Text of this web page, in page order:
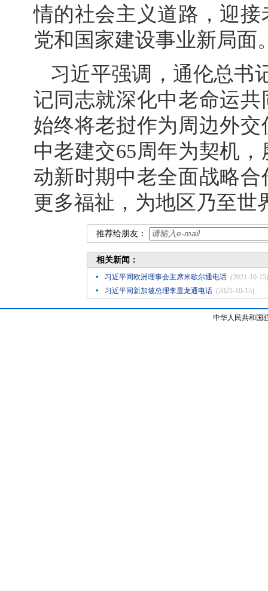
情的社会主义道路，迎
党和国家建设事业新局面
习近平强调，通伦总书
记同志就深化中老命运
始终将老挝作为周边外
中老建交65周年为契机
动新时期中老全面战略
更多福祉，为地区乃至世
推荐给朋友：
相关新闻：
习近平同欧洲理事会主席米歇尔通电话 (2021-10-15)
习近平同新加坡总理李显龙通电话 (2021-10-15)
中华人民共和国